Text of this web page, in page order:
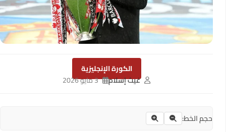
الكورة الإنجليزية
غيث إسلام
3 مايو 2026
حجم الخط: